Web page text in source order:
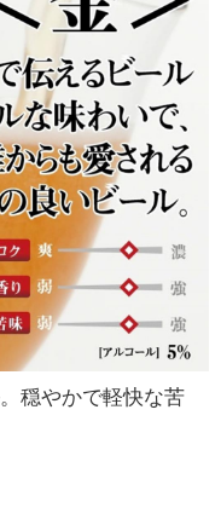
穏やかで軽快な苦